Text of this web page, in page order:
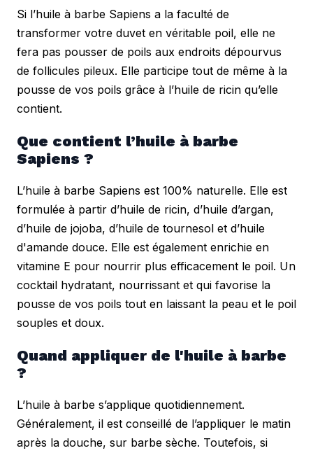
Si l’huile à barbe Sapiens a la faculté de
transformer votre duvet en véritable poil, elle ne
fera pas pousser de poils aux endroits dépourvus
de follicules pileux. Elle participe tout de même à la
pousse de vos poils grâce à l’huile de ricin qu’elle
contient.
Que contient l’huile à barbe
Sapiens ?
L’huile à barbe Sapiens est 100% naturelle. Elle est
formulée à partir d’huile de ricin, d’huile d’argan,
d’huile de jojoba, d’huile de tournesol et d’huile
d'amande douce. Elle est également enrichie en
vitamine E pour nourrir plus efficacement le poil. Un
cocktail hydratant, nourrissant et qui favorise la
pousse de vos poils tout en laissant la peau et le poil
souples et doux.
Quand appliquer de l'huile à barbe
?
L’huile à barbe s’applique quotidiennement.
Généralement, il est conseillé de l’appliquer le matin
après la douche, sur barbe sèche. Toutefois, si